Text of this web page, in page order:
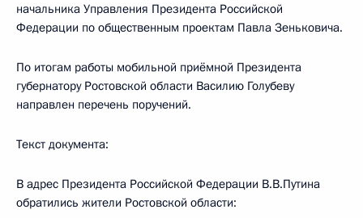
начальника Управления Президента Российской
Федерации по общественным проектам Павла Зеньковича.
По итогам работы мобильной приёмной Президента
губернатору Ростовской области Василию Голубеву
направлен перечень поручений.
Текст документа:
В адрес Президента Российской Федерации В.В.Путина
обратились жители Ростовской области: